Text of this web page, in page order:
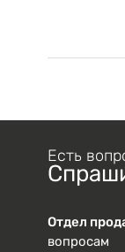
Есть
Отдел
вопросам